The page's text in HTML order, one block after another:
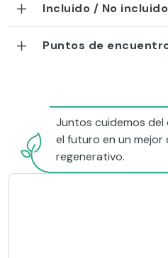
Incluido / No incluido
Puntos de
Juntos cuidemos
el futuro en un mejor
regenerativo.